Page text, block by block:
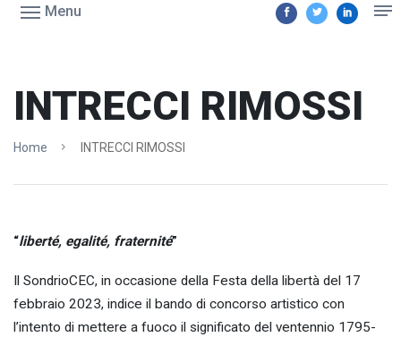
Menu
INTRECCI RIMOSSI
Home INTRECCI RIMOSSI
“liberté, egalité, fraternité”
Il SondrioCEC, in occasione della Festa della libertà del 17
febbraio 2023, indice il bando di concorso artistico con
l’intento di mettere a fuoco il significato del ventennio 1795-